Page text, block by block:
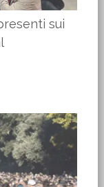
sui